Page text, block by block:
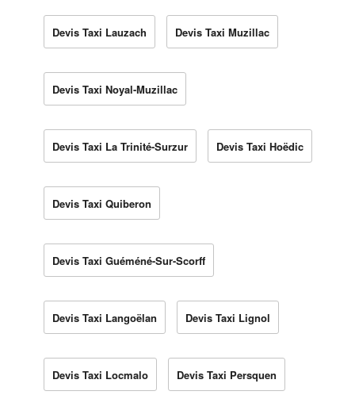
Devis Taxi Lauzach Devis Taxi Muzillac
Devis Taxi Noyal-Muzillac
Devis Taxi La Trinité-Surzur Devis Taxi Hoëdic
Devis Taxi Quiberon
Devis Taxi Guéméné-Sur-Scorff
Devis Taxi Langoëlan Devis Taxi Lignol
Devis Taxi Locmalo Devis Taxi Persquen